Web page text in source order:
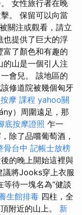
女性旅行者在晚
。 保留可以向當
關注或觀看，請立
也提供了巨大的浮
了顏色和有趣的
山是一個引人注
會兒。 該地區的
修道院被幾個匈牙
按摩 課程 yahoo關
）周圍遠足，那
底按摩證照 乍一
除了品嚐葡萄酒，
骨台中 記帳士放榜
的晚上開始這裡與
議將Jooks穿上衣服
待一塊名為“健談
生館排毒 四柱，全
附近的山上。 新